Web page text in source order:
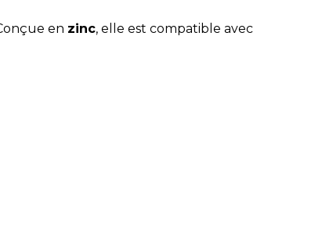
en zinc, elle est compatible avec